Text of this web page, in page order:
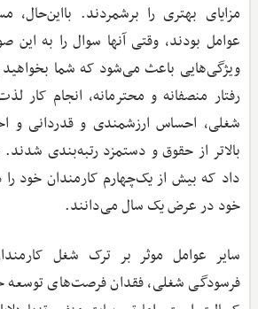
مزایای بهتری را برشمردند. بااین‌حال،
عوامل بودند، وقتی آنها سوال را به
ویژگی‌هایی باعث می‌شود که شما بخواهید
رفتار منصفانه و محترمانه، انجام کار
شغلی، احساس ارزشمندی و قدردانی و
بالاتر از حقوق و دستمزد رتبه‌بندی
داد که بیش از یک‌چهارم کارمندان خود
خود در عرض یک سال می‌دانند.
سایر عوامل موثر بر ترک شغل
فرسودگی شغلی، فقدان فرصت‌های توسعه